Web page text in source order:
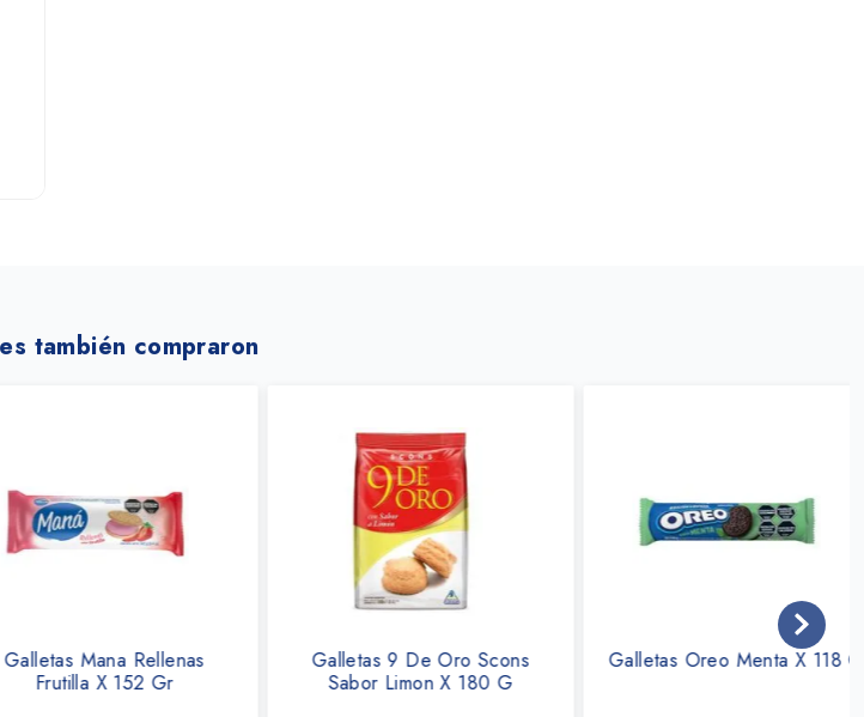
también compraron
Mana Rellenas
Frutilla X 152 Gr
Galletas 9 De Oro Scons
Sabor Limon X 180 G
Galletas Oreo Menta X 118 G